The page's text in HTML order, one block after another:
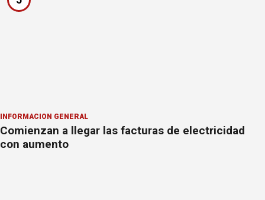
INFORMACION GENERAL
Comienzan a llegar las facturas de electricidad
con aumento